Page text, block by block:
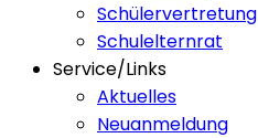
Schülervertretung
Schulelternrat
Service/Links
Aktuelles
Neuanmeldung